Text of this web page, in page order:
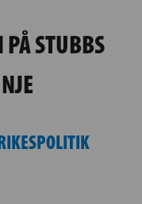
STUBBS